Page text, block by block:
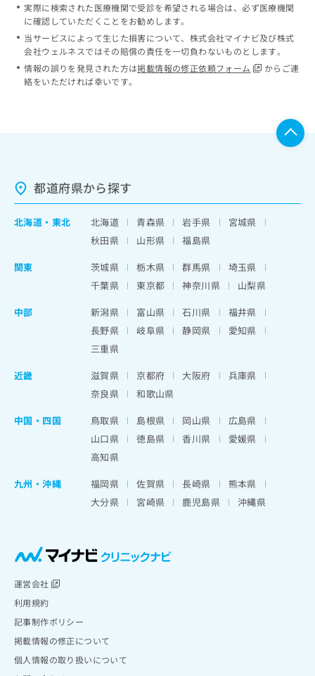
実際に検索された医療機関で受診を希望される場合は、必ず医療機関
に確認していただくことをお勧めします。
当サービスによって生じた損害について、株式会社マイナビ及び株式
会社ウェルネスではその賠償の責任を一切負わないものとします。
情報の誤りを発見された方は掲載情報の修正依頼フォーム
からご連
絡をいただければ幸いです。
都道府県から探す
北海道 ・ 東北 北海道 青森県 岩手県
宮城県
秋田県
山形県
福島県
関東
茨城県 栃木県 群馬県
埼玉県
千葉県
東京都 神奈川県
山梨県
中部
新潟県 富山県 石川県
福井県
長野県
岐阜県 静岡県
愛知県
三重県
近畿
滋賀県 京都府 大阪府
兵庫県
奈良県
和歌山県
中国・四国
鳥取県 島根県 岡山県
広島県
山口県
徳島県 香川県
愛媛県
高知県
九州・沖縄
福岡県 佐賀県 長崎県
熊本県
大分県
宮崎県 鹿児島県 沖縄県
運営会社
利用規約
記事制作ポリシー
掲載情報の修正について
個人情報の取り扱いについて